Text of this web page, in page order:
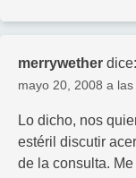
merrywether dice:
mayo 20, 2008 a las
Lo dicho, nos
estéril discutir
de la consulta.